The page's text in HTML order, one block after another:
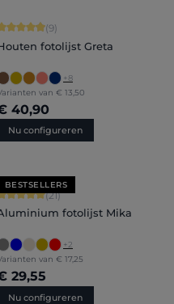
sterren waardering van 4.89
(9)
fotolijst Greta
+8
van € 13,50
40,90
Nu configureren
5 sterren
BESTSELLERS
waardering van 5 van 5
(21)
fotolijst Mika
+2
van € 17,25
29,55
Nu configureren